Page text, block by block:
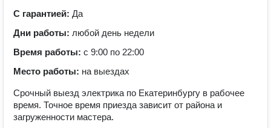
С гарантией: Да
Дни работы: любой день недели
Время работы: с 9:00 по 22:00
Место работы: на выездах
Срочный выезд электрика по Екатеринбургу в рабочее
время. Точное время приезда зависит от района и
загруженности мастера.